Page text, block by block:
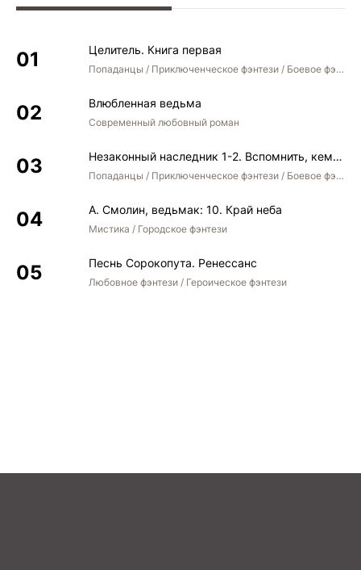
Целитель. Книга первая
Попаданцы / Приключенческое фэнтези / Боевое фэнтези
Влюбленная ведьма
Современный любовный роман
Незаконный наследник 1-2. Вспомнить, кем был. Стать собой. Остаться собой
Попаданцы / Приключенческое фэнтези / Боевое фэнтези / Юмористическое фэнтези
А. Смолин, ведьмак: 10. Край неба
Мистика / Городское фэнтези
Песнь Сорокопута. Ренессанс
Любовное фэнтези / Героическое фэнтези